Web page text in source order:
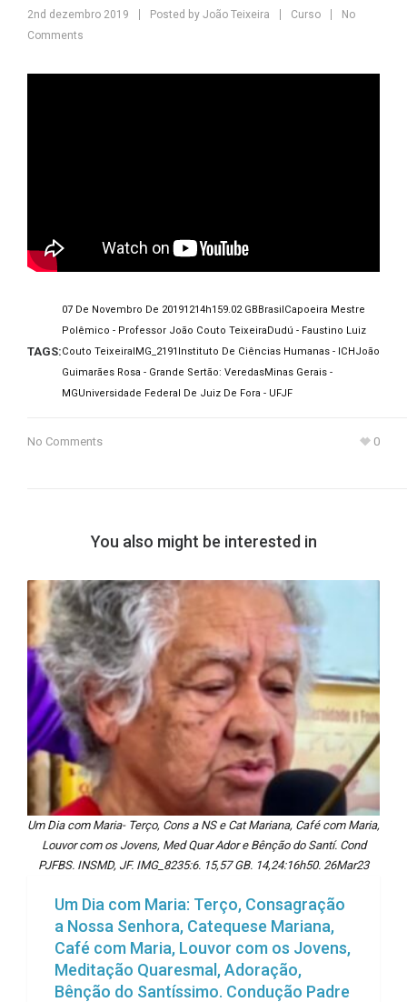
2nd dezembro 2019 Posted by João Teixeira Curso
No
Comments
TAGS:
07 De Novembro De 20191214h159.02 GB Brasil Capoeira Mestre
Polêmico - Professor João Couto Teixeira Dudú - Faustino Luiz
Couto Teixeira IMG_2191 Instituto De Ciências Humanas - ICH João
Guimarães Rosa - Grande Sertão: VeredasMinas Gerais -
MGUniversidade Federal De Juiz De Fora - UFJF
No Comments 0
You also might be interested in
Um Dia com Maria- Terço, Cons a NS e Cat Mariana, Café com Maria,
Louvor com os Jovens, Med Quar Ador e Bênção do Santí. Cond
PJFBS. INSMD, JF. IMG_8235:6. 15,57 GB. 14,24:16h50. 26Mar23
Um Dia com Maria: Terço, Consagração
a Nossa Senhora, Catequese Mariana,
Café com Maria, Louvor com os Jovens,
Meditação Quaresmal, Adoração,
Bênção do Santíssimo. Condução Padre